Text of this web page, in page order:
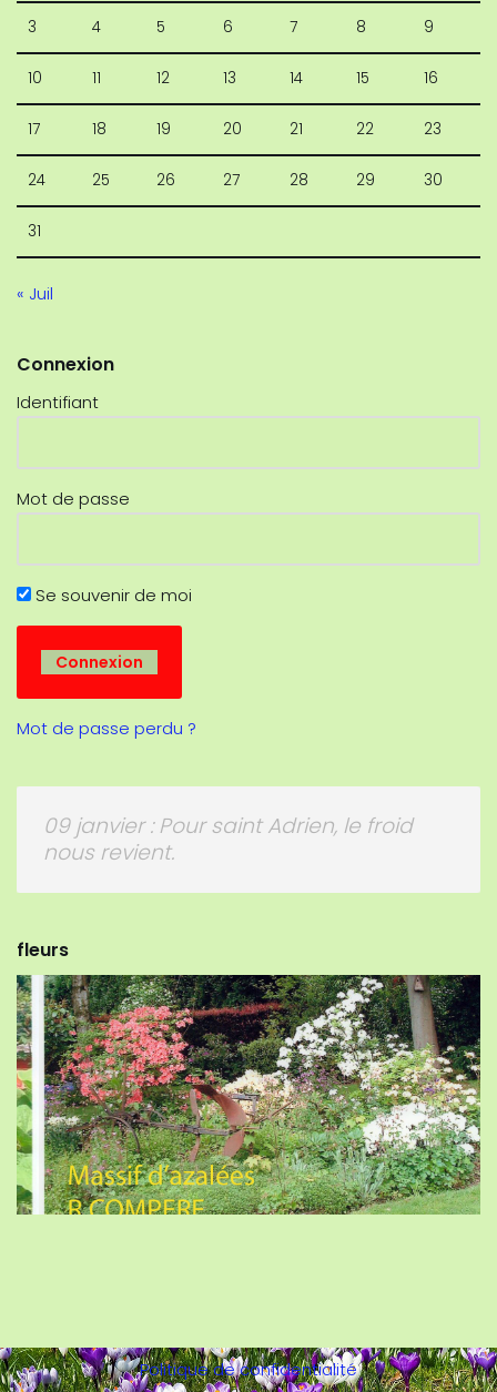
3 4 5 6 7 8 9
10 11 12 13 14 15 16
17 18 19 20 21 22 23
24 25 26 27 28 29 30
31
« Juil
Connexion
Identifiant
Mot de passe
Se souvenir de moi
Mot de passe perdu ?
09 janvier : Pour saint Adrien, le froid
nous revient.
fleurs
Politique de confidentialité